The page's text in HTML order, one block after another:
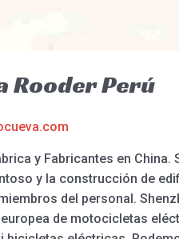
Rooder Perú
y Fabricantes en
y la construcción de
del personal.
de motocicletas